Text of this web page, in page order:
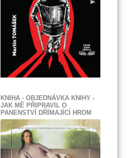
KNIHA - OBJEDNÁVKA KNIHY -
JAK MĚ PŘIPRAVIL O
PANENSTVÍ DŘÍMAJÍCÍ HROM